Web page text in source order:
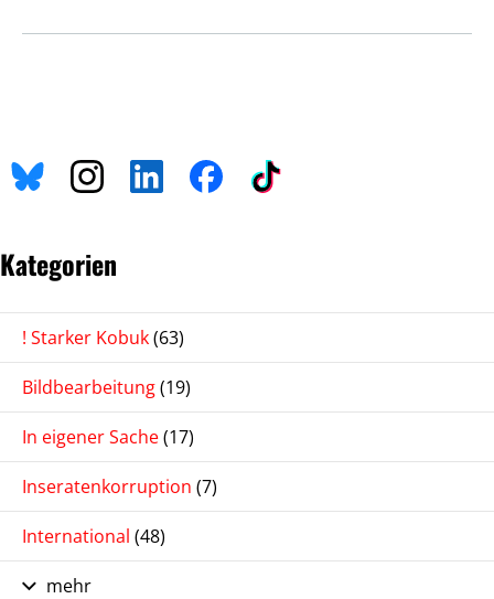
Kategorien
! Starker Kobuk(63)
Bildbearbeitung(19)
In eigener Sache(17)
Inseratenkorruption (7)
International (48)
mehr